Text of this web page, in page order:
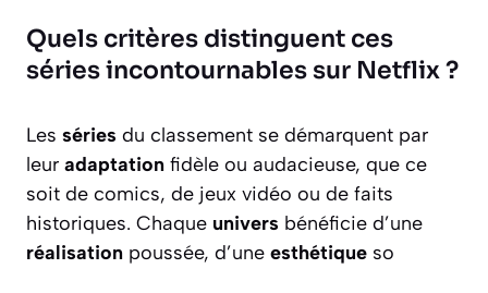
Quels critères distinguent ces
séries incontournables sur Netflix ?
Les séries du classement se démarquent par
leur adaptation fidèle ou audacieuse, que ce
soit de comics, de jeux vidéo ou de faits
historiques. Chaque univers bénéficie d’une
réalisation poussée, d’une esthétique so